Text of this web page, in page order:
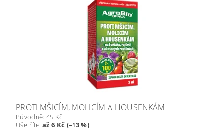
PROTI MŠICÍM, MOLICÍM A HOUSENKÁM
Původně: 45 Kč
Ušetříte:až 6 Kč (–13 %)